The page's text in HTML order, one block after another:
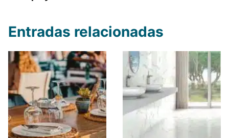
Entradas relacionadas